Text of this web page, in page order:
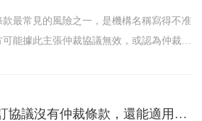
最常見的風險之一，是機構名稱寫得不准
能據此主張仲裁協議無效，或認為仲裁程
廣悅專業研究丨修訂協議沒有仲裁條款，還能適用原供應協議的香港仲裁約定嗎——從W公司案看“援引檔”構成書面仲裁協議